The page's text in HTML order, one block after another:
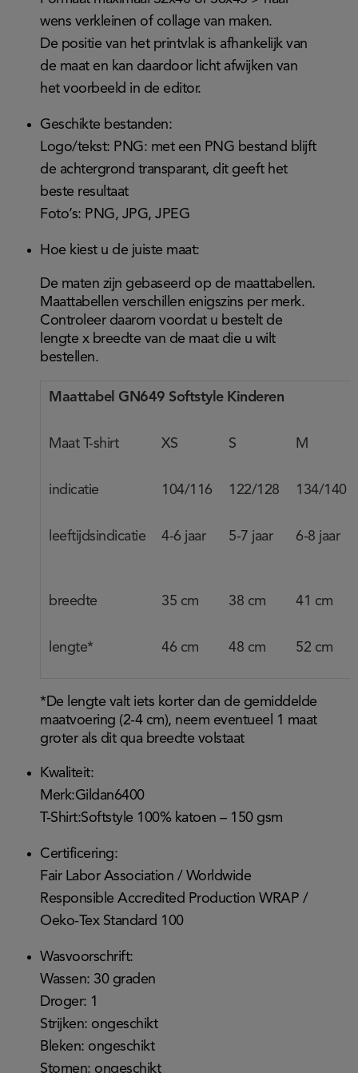
wens verkleinen of collage van maken.
De positie van het printvlak is afhankelijk van
de maat en kan daardoor licht afwijken van
het voorbeeld in de editor.
Geschikte bestanden:
Logo/tekst: PNG: met een PNG bestand blijft
de achtergrond transparant, dit geeft het
beste resultaat
Foto’s: PNG, JPG, JPEG
Hoe kiest u de juiste maat:
De maten zijn gebaseerd op de maattabellen.
Maattabellen verschillen enigszins per merk.
Controleer daarom voordat u bestelt de
lengte x breedte van de maat die u wilt
bestellen.
Maattabel GN649 Softstyle Kinderen
Maat T-shirt XS S M
indicatie 104/116 122/128 134/140
leeftijdsindicatie 4-6 jaar 5-7 jaar 6-8 jaar
breedte 35 cm 38 cm 41 cm
lengte* 46 cm 48 cm 52 cm
*De lengte valt iets korter dan de gemiddelde
maatvoering (2-4 cm), neem eventueel 1 maat
groter als dit qua breedte volstaat
Kwaliteit:
Merk:Gildan6400
T-Shirt:Softstyle 100% katoen – 150 gsm
Certificering:
Fair Labor Association / Worldwide
Responsible Accredited Production WRAP /
Oeko-Tex Standard 100
Wasvoorschrift:
Wassen: 30 graden
Droger: 1
Strijken: ongeschikt
Bleken: ongeschikt
Stomen: ongeschikt